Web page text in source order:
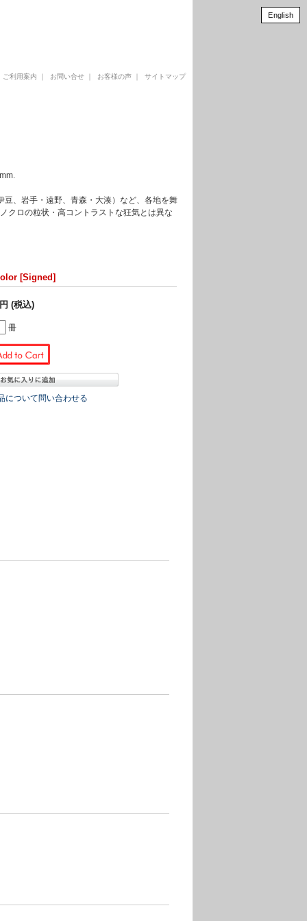
ご利用案内 お問い合せ お客様の声 サイトマップ
、岩手・遠野、青森・大湊）など、各地を舞
クロの粒状・高コントラストな狂気とは異な
[Signed]
(税込)
冊
について問い合わせる
English